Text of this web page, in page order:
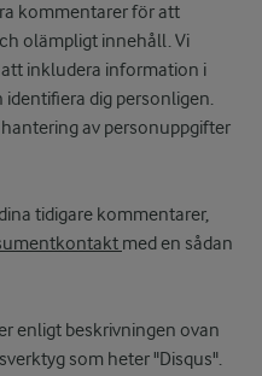
kommentarer för att
olämpligt innehåll. Vi
inkludera information i
dig personligen.
av personuppgifter
tidigare kommentarer,
med en sådan
enligt beskrivningen ovan
som heter "Disqus".